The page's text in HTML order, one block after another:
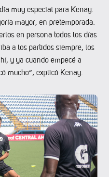
muy especial para Kenay:
mayor, en pretemporada.
en persona todos los días
a los partidos siempre, los
y ya cuando empecé a
mucho”, explicó Kenay.